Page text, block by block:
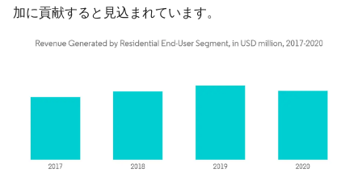
加に貢献すると見込まれています。